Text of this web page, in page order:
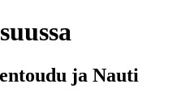
ja Nauti